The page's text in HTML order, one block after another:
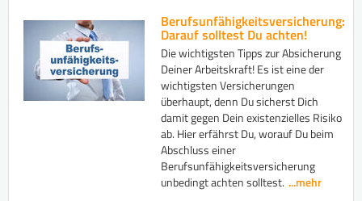
Berufsunfähigkeitsversicherung:
Darauf solltest Du achten!
Die wichtigsten Tipps zur Absicherung
Deiner Arbeitskraft! Es ist eine der
wichtigsten Versicherungen
überhaupt, denn Du sicherst Dich
damit gegen Dein existenzielles Risiko
ab. Hier erfährst Du, worauf Du beim
Abschluss einer
Berufsunfähigkeitsversicherung
unbedingt achten solltest. ...mehr